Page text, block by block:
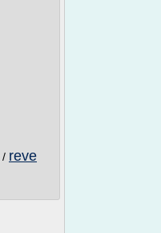
/ reve